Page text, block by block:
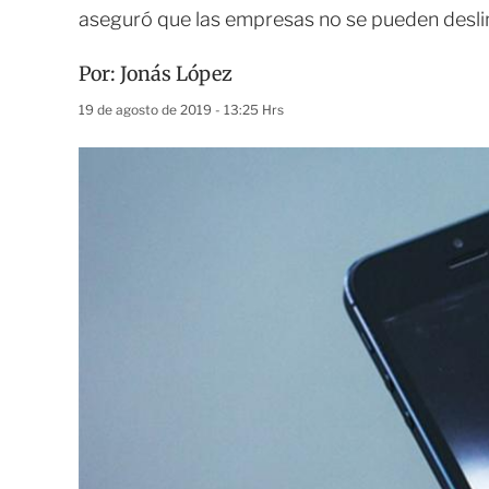
aseguró que las empresas no se pueden
Por: Jonás López
19 de agosto de 2019 - 13:25 Hrs